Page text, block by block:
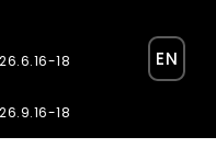
18
18
EN